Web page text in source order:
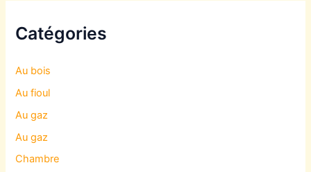
Catégories
Au bois
Au fioul
Au gaz
Au gaz
Chambre